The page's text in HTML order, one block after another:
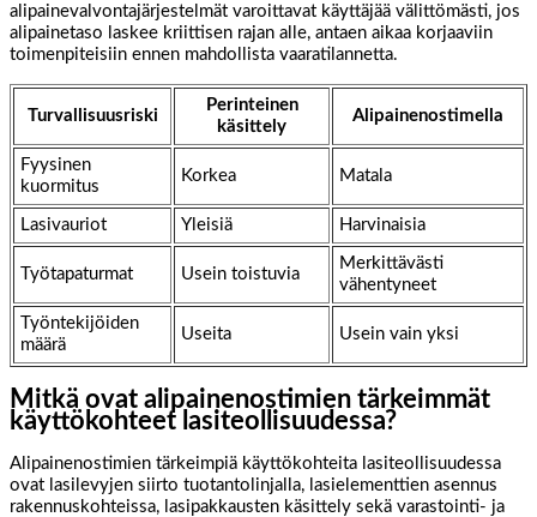
alipainevalvontajärjestelmät varoittavat käyttäjää välittömästi, jos
alipainetaso laskee kriittisen rajan alle, antaen aikaa korjaaviin
toimenpiteisiin ennen mahdollista vaaratilannetta.
Turvallisuusriski
Perinteinen
käsittely
Alipainenostimella
Fyysinen
kuormitus
Korkea Matala
Lasivauriot Yleisiä Harvinaisia
Työtapaturmat Usein toistuvia
Merkittävästi
vähentyneet
Työntekijöiden
määrä
Useita Usein vain yksi
Mitkä ovat alipainenostimien tärkeimmät
käyttökohteet lasiteollisuudessa?
Alipainenostimien tärkeimpiä käyttökohteita lasiteollisuudessa
ovat lasilevyjen siirto tuotantolinjalla, lasielementtien asennus
rakennuskohteissa, lasipakkausten käsittely sekä varastointi- ja